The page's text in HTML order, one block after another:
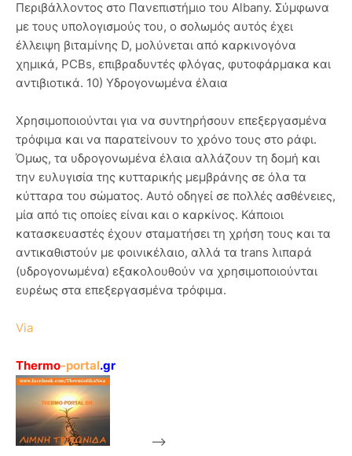
Περιβάλλοντος στο Πανεπιστήμιο του Albany. Σύμφωνα
με τους υπολογισμούς του, ο σολωμός αυτός έχει
έλλειψη βιταμίνης D, μολύνεται από καρκινογόνα
χημικά, PCBs, επιβραδυντές φλόγας, φυτοφάρμακα και
αντιβιοτικά. 10) Υδρογονωμένα έλαια
Χρησιμοποιούνται για να συντηρήσουν επεξεργασμένα
τρόφιμα και να παρατείνουν το χρόνο τους στο ράφι.
Όμως, τα υδρογονωμένα έλαια αλλάζουν τη δομή και
την ευλυγισία της κυτταρικής μεμβράνης σε όλα τα
κύτταρα του σώματος. Αυτό οδηγεί σε πολλές ασθένειες,
μία από τις οποίες είναι και ο καρκίνος. Κάποιοι
κατασκευαστές έχουν σταματήσει τη χρήση τους και τα
αντικαθιστούν με φοινικέλαιο, αλλά τα trans λιπαρά
(υδρογονωμένα) εξακολουθούν να χρησιμοποιούνται
ευρέως στα επεξεργασμένα τρόφιμα.
Via
Thermo-portal.gr
-->